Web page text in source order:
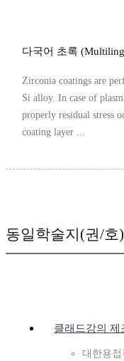
다국어 초록
Zirconia coatings are
Si alloy. In case of
properly residual stress
coating layer ...
동일학술지(권/호
클래드강의 제
대한용접